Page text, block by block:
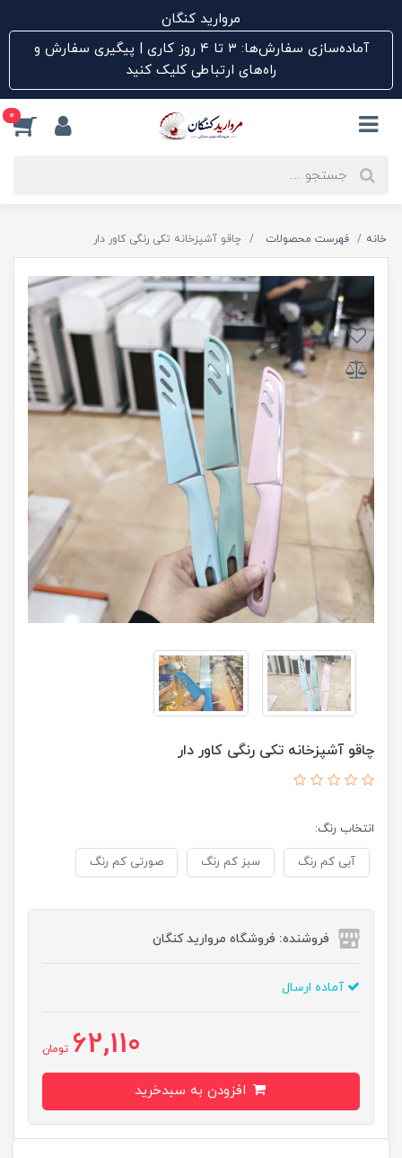
مروارید کنگان
آماده‌سازی سفارش‌ها: ۳ تا ۴ روز کاری | پیگیری سفارش و
راه‌های ارتباطی کلیک کنید
0
خانه فهرست محصولات چاقو آشپزخانه تکی رنگی کاور دار
چاقو آشپزخانه تکی رنگی کاور دار
انتخاب رنگ:
آبی کم رنگ سبز کم رنگ صورتی کم رنگ
فروشنده: فروشگاه مروارید کنگان
آماده ارسال
62,110 تومان